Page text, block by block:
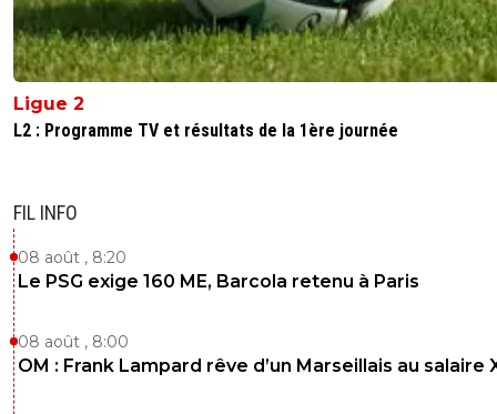
Ligue 2
L2 : Programme TV et résultats de la 1ère journée
FIL INFO
08 août , 8:20
Le PSG exige 160 ME, Barcola retenu à Paris
08 août , 8:00
OM : Frank Lampard rêve d’un Marseillais au salaire